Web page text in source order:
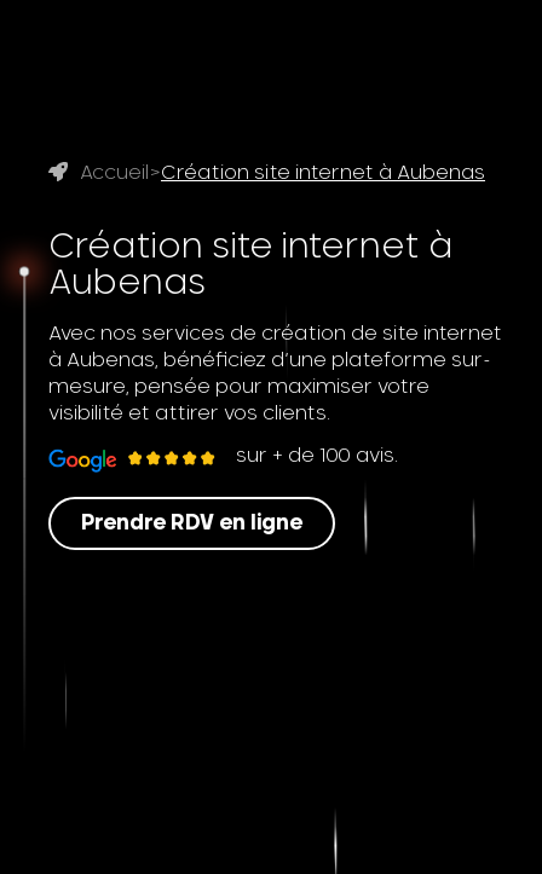
Accueil >Création site internet à Aubenas
Création site internet à
Aubenas
Avec nos services de création de site internet
à Aubenas, bénéficiez d’une plateforme sur-
mesure, pensée pour maximiser votre
visibilité et attirer vos clients.
sur + de 100 avis.
Prendre RDV en ligne